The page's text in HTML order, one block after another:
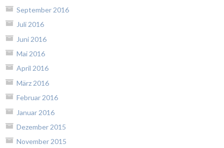
September 2016
Juli 2016
Juni 2016
Mai 2016
April 2016
März 2016
Februar 2016
Januar 2016
Dezember 2015
November 2015